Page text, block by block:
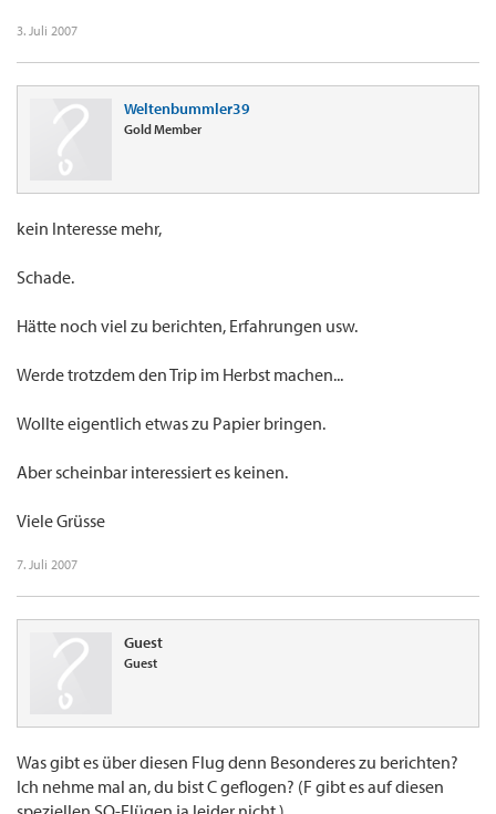
3. Juli 2007
Weltenbummler39
Gold Member
kein Interesse mehr,
Schade.
Hätte noch viel zu berichten, Erfahrungen usw.
Werde trotzdem den Trip im Herbst machen...
Wollte eigentlich etwas zu Papier bringen.
Aber scheinbar interessiert es keinen.
Viele Grüsse
7. Juli 2007
Guest
Guest
Was gibt es über diesen Flug denn Besonderes zu berichten?
Ich nehme mal an, du bist C geflogen? (F gibt es auf diesen